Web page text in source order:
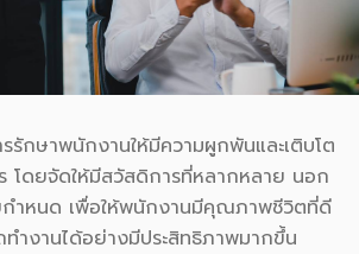
รักษาพนักงานให้มีความผูกพันและเติบโต
โดยจัดให้มีสวัสดิการที่หลากหลาย นอก
กำหนด เพื่อให้พนักงานมีคุณภาพชีวิตที่ดี
ทำงานได้อย่างมีประสิทธิภาพมากขึ้น